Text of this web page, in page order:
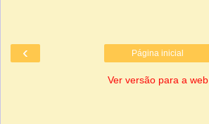
‹ Página inicial
Ver versão para a web